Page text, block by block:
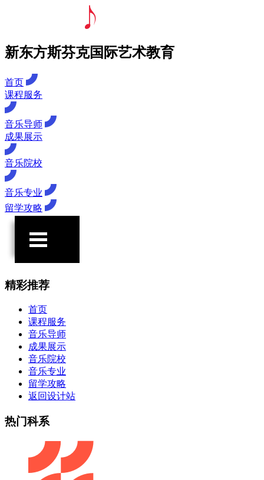
新东方斯芬克国际艺术教育
首页
课程服务
音乐导师
成果展示
音乐院校
音乐专业
留学攻略
精彩推荐
首页
课程服务
音乐导师
成果展示
音乐院校
音乐专业
留学攻略
返回设计站
热门科系